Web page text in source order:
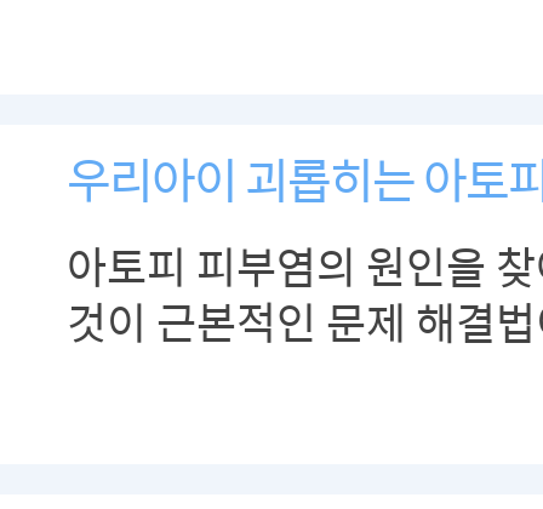
우리아이 괴롭히는 아토
아토피 피부염의 원인을
것이 근본적인 문제 해결